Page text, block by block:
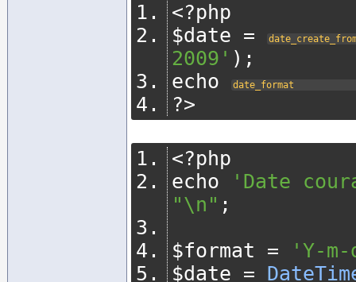
<?php
$date =
2009' );
echo
date_format
?>
<?php
echo
'Date
"\n" ;
$format =
'Y-
$date =